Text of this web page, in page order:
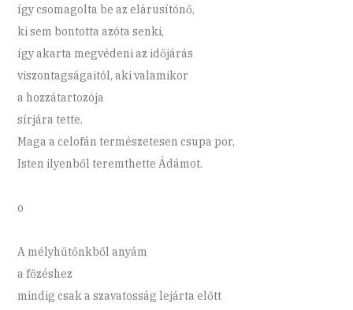
így csomagolta be az elárusítónő,
ki sem bontotta azóta senki,
így akarta megvédeni az időjárás
viszontagságaitól, aki valamikor
a hozzátartozója
sírjára tette.
Maga a celofán természetesen csupa por,
Isten ilyenből teremthette Ádámot.
o
A mélyhűtőnkből anyám
a főzéshez
mindig csak a szavatosság lejárta előtt